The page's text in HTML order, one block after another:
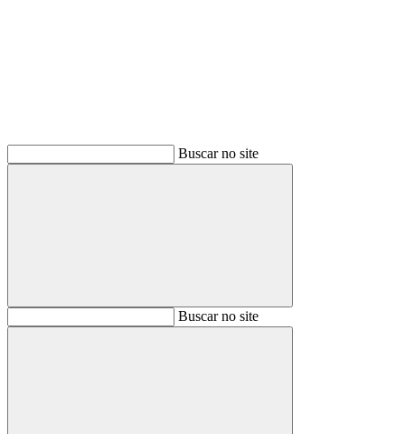
Buscar no site
BuscarBuscar no site